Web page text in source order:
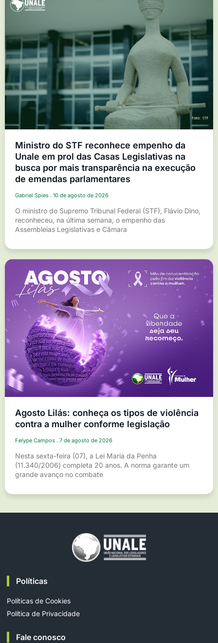
Ministro do STF reconhece empenho da
Unale em prol das Casas Legislativas na
busca por mais transparência na execução
de emendas parlamentares
Gabriel Spies 10 de agosto de 2026
O ministro do Supremo Tribunal Federal (STF), Flávio Dino,
reconheceu, na última semana, o empenho das
Assembleias Legislativas e Câmara
Agosto Lilás: conheça os tipos de violência
contra a mulher conforme legislação
Felype Campos 7 de agosto de 2026
Nesta sexta-feira (07), a Lei Maria da Penha
(11.340/2006) completa 20 anos. A norma garante um
grande avanço no combate
Políticas
Políticas de Cookies
Política de Privacidade
Fale conosco